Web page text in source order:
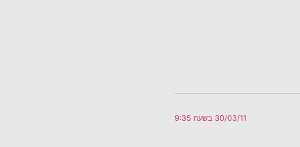
30/03/11 בשעה 9:35